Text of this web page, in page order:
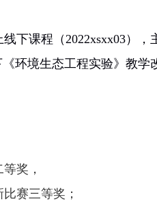
下课程（2022xsxx03），
环境生态工程实验》教学
奖，
赛三等奖；